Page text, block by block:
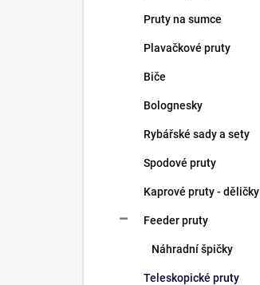
Pruty na sumce
Plavačkové pruty
Biče
Bolognesky
Rybářské sady a sety
Spodové pruty
Kaprové pruty - děličky
Feeder pruty
Náhradní špičky
Teleskopické pruty